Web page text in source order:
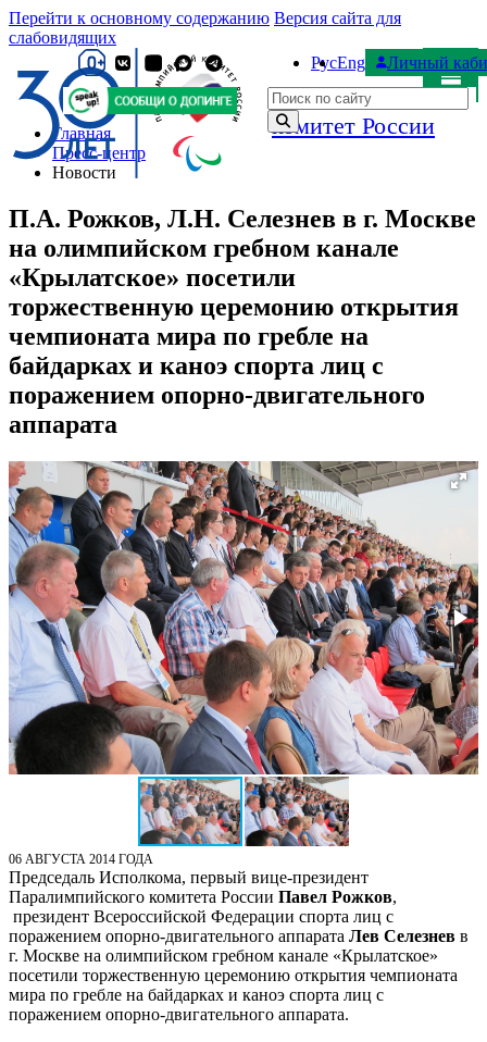
Перейти к основному содержанию Версия сайта для
слабовидящих
Паралимпийский
комитет России
РусEng
Личный
Поиск по сайту
Главная
Пресс-центр
Новости
П.А. Рожков, Л.Н. Селезнев в г. Москве
на олимпийском гребном канале
«Крылатское» посетили
торжественную церемонию открытия
чемпионата мира по гребле на
байдарках и каноэ спорта лиц с
поражением опорно-двигательного
аппарата
06 АВГУСТА 2014 ГОДА
Председаль Исполкома, первый вице-президент
Паралимпийского комитета России Павел Рожков,
президент Всероссийской Федерации спорта лиц с
поражением опорно-двигательного аппарата Лев Селезнев в
г. Москве на олимпийском гребном канале «Крылатское»
посетили торжественную церемонию открытия чемпионата
мира по гребле на байдарках и каноэ спорта лиц с
поражением опорно-двигательного аппарата.